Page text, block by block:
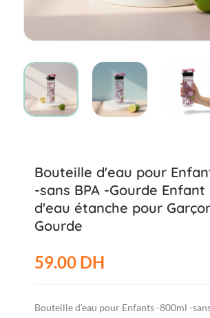
Bouteille d'eau pour
-sans BPA -Gourde
d'eau étanche pour
Gourde
59.00 DH
Bouteille d'eau pour Enfants -800ml -